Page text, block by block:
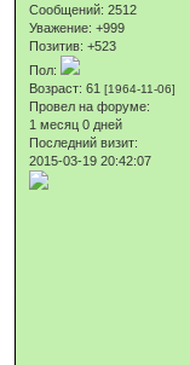
Сообщений: 2512
Уважение: +999
Позитив: +523
Пол:
Возраст: 61[1964-11-06]
Провел на форуме:
1 месяц 0 дней
Последний визит:
2015-03-19 20:42:07